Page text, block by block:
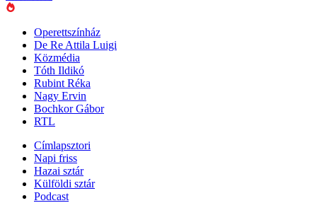
Operettszínház
De Re Attila Luigi
Közmédia
Tóth Ildikó
Rubint Réka
Nagy Ervin
Bochkor Gábor
RTL
Címlapsztori
Napi friss
Hazai sztár
Külföldi sztár
Podcast